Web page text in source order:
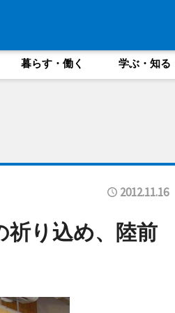
暮らす・働く 学ぶ・知る
2012.11.16
祈り込め、陸前